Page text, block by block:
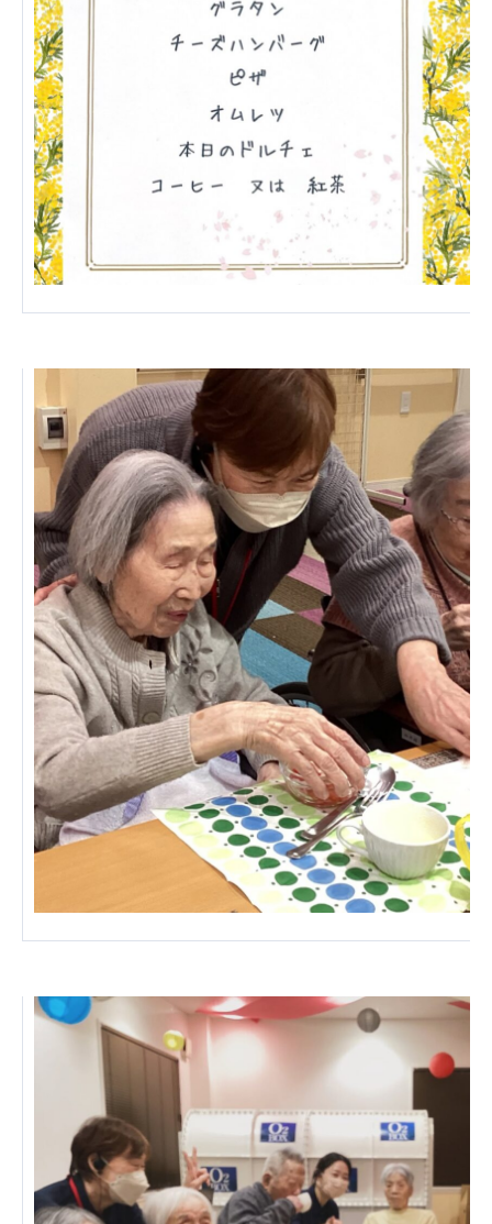
ファミリエール吉祥院
教育（共に生きる仲間達）
学校法人明星学園
国際医療専門学校 浦和学院高等学校
明星幼稚園 志学会高等学校
特定非営利活動法人ファイアーレッズメディカルスポ
ーツクラブ
Mediclude 株式会社アジアメデカ元気事業団
株式会社フラワーコミュニティ放送
Medicare Lead Japan
株式会社日本医科学研究所
特定非営利活動法人共生フォーラム
一般社団法人フードラボジャパン
特定非営利活動法人日本医療福祉機構
株式会社アメックファーマシー
株式会社エネクト 株式会社 G.com R＆M
海外
海外グループ会社
美迪克（上海）商务咨询有限公司
共生（大連）商務諮詢有限公司
クヴィアン小学校・カンボジア日本友好共生クヴ
ィアン中学校
カンボジア日本友好技術教育センター
NGO共生の家
G-COM JOINT STOCK COMPANY
海外子会社・合弁会社
瀋陽長者会
上海介護施設